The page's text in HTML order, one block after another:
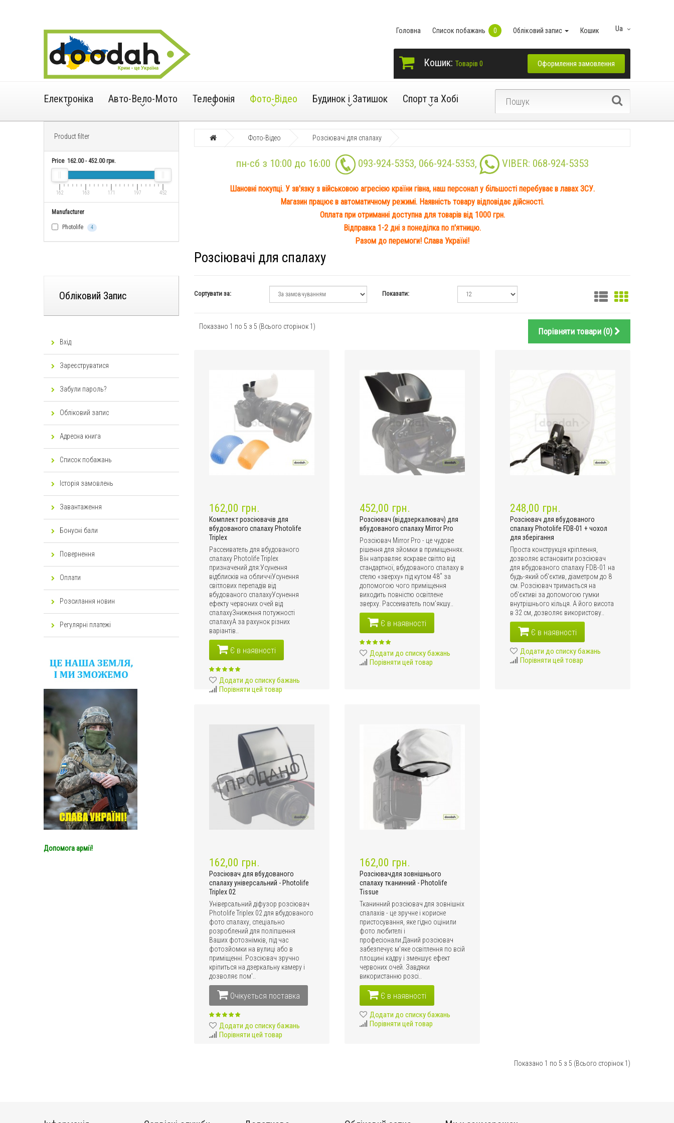
Ua
Головна Список побажань 0 Обліковий запис Кошик
Кошик: Товарів 0 Оформлення замовлення
Електроніка Авто-Вело-Мото Телефонія Фото-Відео Будинок і Затишок Спорт та Хобі
Product filter
Price 162.00- 452.00грн.
162 163 171 197 452
Manufacturer
Photolife 4
Обліковий Запис
Вхід
Зареєструватися
Забули пароль?
Обліковий запис
Адресна книга
Список побажань
Історія замовлень
Завантаження
Бонусні бали
Повернення
Оплати
Розсилання новин
Регулярні платежі
Допомога армії!
Фото-Відео Розсіювачі для спалаху
пн-сб з 10:00 до 16:00 093-924-5353, 066-924-5353, VIBER: 068-924-5353
Шановні покупці. У зв'язку з військовою агресією країни гівна, наш персонал у більшості перебуває в лавах ЗСУ.
Магазин працює в автоматичному режимі. Наявність товару відповідає дійсності.
Оплата при отриманні доступна для товарів від 1000 грн.
Відправка 1-2 дні з понеділка по п'ятницю.
Разом до перемоги! Слава Україні!
Розсіювачі для спалаху
Сортувати за: Показати:
Показано 1 по 5 з 5 (Всього сторінок 1) Порівняти товари (0)
162,00 грн.
Комплект розсіювачів для
вбудованого спалаху Photolife
Triplex
Рассеиватель для вбудованого
спалаху Photolife Triplex
призначений для:Усунення
відблисків на обличчіУсунення
світлових перепадів від
вбудованого спалахуУсунення
ефекту червоних очей від
спалахуЗниження потужності
спалахуА за рахунок різних
варіантів..
Є в наявності
Додати до списку бажань
Порівняти цей товар
452,00 грн.
Розсіювач (віддзеркалювач) для
вбудованого спалаху Mirror Pro
Розсіювач Mirror Pro - це чудове
рішення для зйомки в приміщеннях.
Він направляє яскраве світло від
стандартної, вбудованого спалаху в
стелю «зверху» під кутом 48˚ за
допомогою чого приміщення
виходить повністю освітлене
зверху. Рассеиватель пом'якшу..
Є в наявності
Додати до списку бажань
Порівняти цей товар
248,00 грн.
Розсіювач для вбудованого
спалаху Photolife FDB-01 + чохол
для зберігання
Проста конструкція кріплення,
дозволяє встановити розсіювач
для вбудованого спалаху FDB-01 на
будь-який об'єктив, діаметром до 8
см. Розсіювач тримається на
об'єктиві за допомогою гумки
внутрішнього кільця. А його висота
в 32 см, дозволяє використову..
Є в наявності
Додати до списку бажань
Порівняти цей товар
162,00 грн.
Розсіювач для вбудованого
спалаху універсальний - Photolife
Triplex 02
Універсальний діфузор розсіювач
Photolife Triplex 02 для вбудованого
фото спалаху, спеціально
розроблений для поліпшення
Ваших фотознімків, під час
фотозйомки на вулиці або в
приміщенні. Розсіювач зручно
кріпиться на дзеркальну камеру і
дозволяє пом'..
Очікується поставка
Додати до списку бажань
Порівняти цей товар
162,00 грн.
Розсіювачдля зовнішнього
спалаху тканинний - Photolife
Tissue
Тканинний розсіювач для зовнішніх
спалахів - це зручне і корисне
пристосування, яке гідно оцінили
фото любителі і
професіонали.Даний розсіювач
забезпечує м'яке освітлення по всій
площині кадру і зменшує ефект
червоних очей. Завдяки
використанню розсі..
Є в наявності
Додати до списку бажань
Порівняти цей товар
Показано 1 по 5 з 5 (Всього сторінок 1)